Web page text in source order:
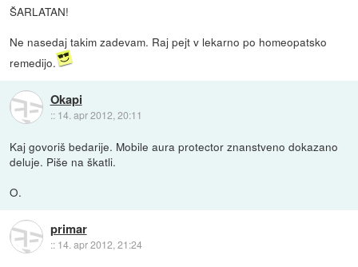
ŠARLATAN!
Ne nasedaj takim zadevam. Raj pejt v lekarno po homeopatsko
remedijo.
Okapi
:: 14. apr 2012, 20:11
Kaj govoriš bedarije. Mobile aura protector znanstveno dokazano
deluje. Piše na škatli.
O.
primar
:: 14. apr 2012, 21:24